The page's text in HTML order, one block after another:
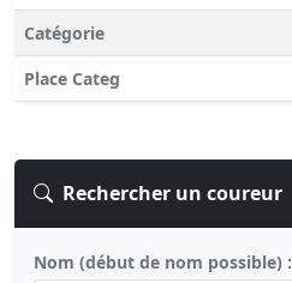
Catégorie
Place Categ
Rechercher un coureur
Nom (début de nom possible) :